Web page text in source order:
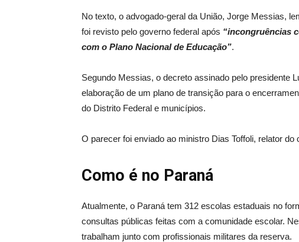
No texto, o advogado-geral da União, Jorge Messias,
foi revisto pelo governo federal após “incongruências
com o Plano Nacional de Educação”.
Segundo Messias, o decreto assinado pelo presidente
elaboração de um plano de transição para o
do Distrito Federal e municípios.
O parecer foi enviado ao ministro Dias Toffoli, relator
Como é no Paraná
Atualmente, o Paraná tem 312 escolas estaduais no
consultas públicas feitas com a comunidade escolar.
trabalham junto com profissionais militares da reserva.